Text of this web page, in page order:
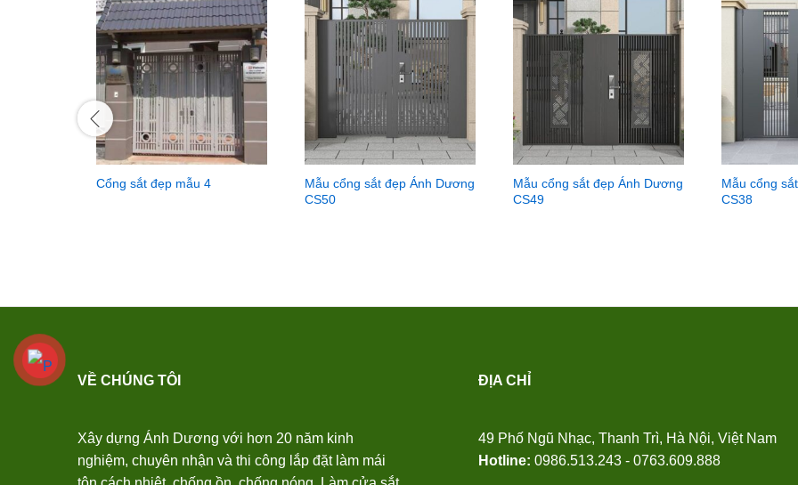
Cổng sắt đẹp mẫu 4
Mẫu cổng sắt đẹp Ánh Dương
CS50
Mẫu cổng sắt đẹp Ánh Dương
CS49
Mẫu cổng
CS38
VỀ CHÚNG TÔI
Xây dựng Ánh Dương với hơn 20 năm kinh
nghiệm, chuyên nhận và thi công lắp đặt làm mái
ĐỊA CHỈ
49 Phố Ngũ Nhạc, Thanh Trì, Hà Nội, Việt Nam
Hotline: 0986.513.243 - 0763.609.888